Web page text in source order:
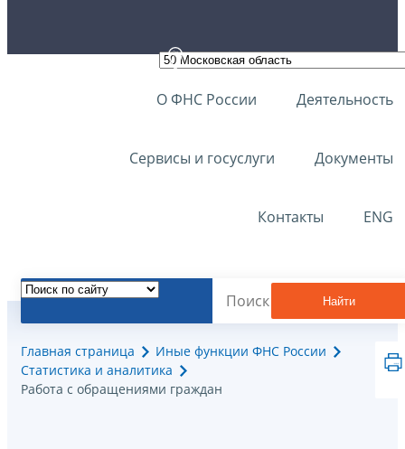
О ФНС России Деятельность
Сервисы и госуслуги Документы
Контакты ENG
Найти
Главная страница
Иные функции ФНС России
Статистика и аналитика
Работа с обращениями граждан